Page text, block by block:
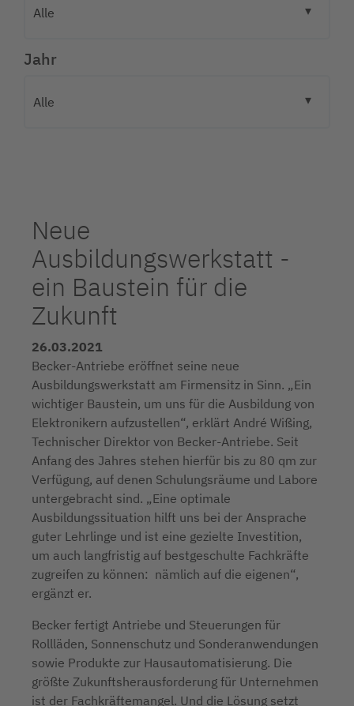
Jahr
Neue
Ausbildungswerkstatt -
ein Baustein für die
Zukunft
26.03.2021
Becker-Antriebe eröffnet seine neue
Ausbildungswerkstatt am Firmensitz in Sinn. „Ein
wichtiger Baustein, um uns für die Ausbildung von
Elektronikern aufzustellen“, erklärt André Wißing,
Technischer Direktor von Becker-Antriebe. Seit
Anfang des Jahres stehen hierfür bis zu 80 qm zur
Verfügung, auf denen Schulungsräume und Labore
untergebracht sind. „Eine optimale
Ausbildungssituation hilft uns bei der Ansprache
guter Lehrlinge und ist eine gezielte Investition,
um auch langfristig auf bestgeschulte Fachkräfte
zugreifen zu können: nämlich auf die eigenen“,
ergänzt er.
Becker fertigt Antriebe und Steuerungen für
Rollläden, Sonnenschutz und Sonderanwendungen
sowie Produkte zur Hausautomatisierung. Die
größte Zukunftsherausforderung für Unternehmen
ist der Fachkräftemangel. Und die Lösung setzt